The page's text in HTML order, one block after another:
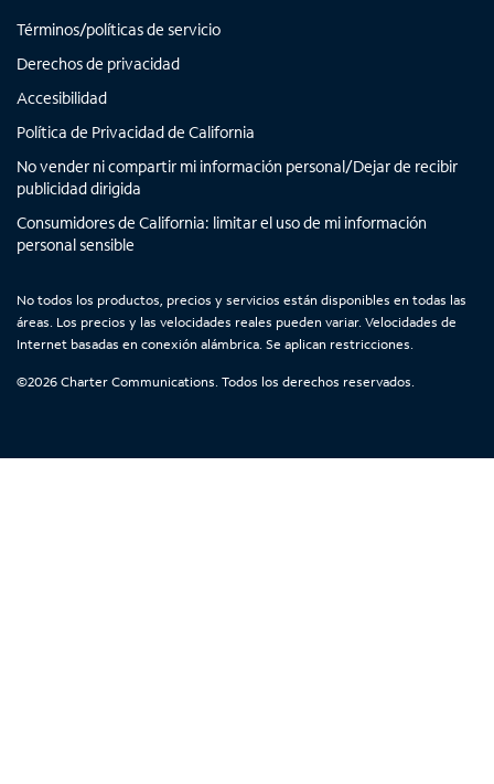
p
e
s
a
ñ
a
n
u
v
a
p
e
s
a
ñ
a
n
u
v
a
p
e
s
a
ñ
a
n
u
v
a
p
e
a
ñ
a
n
v
a
Términos/políticas de servicio
Derechos de privacidad
Accesibilidad
Política de Privacidad de California
No vender ni compartir mi información personal/Dejar de recibir
publicidad dirigida
Consumidores de California: limitar el uso de mi información
personal sensible
No todos los productos, precios y servicios están disponibles en todas las
áreas. Los precios y las velocidades reales pueden variar. Velocidades de
Internet basadas en conexión alámbrica. Se aplican restricciones.
©2026 Charter Communications. Todos los derechos reservados.